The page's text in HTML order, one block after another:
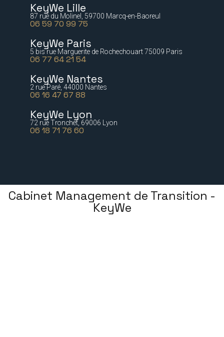
KeyWe Lille
87 rue du Molinel, 59700 Marcq-en-Baoreul
06 59 70 99 75
KeyWe Paris
5 bis rue Marguerite de Rochechouart 75009 Paris
06 77 64 21 54
KeyWe Nantes
2 rue Paré, 44000 Nantes
06 16 47 67 88
KeyWe Lyon
72 rue Tronchet, 69006 Lyon
06 18 71 76 60
Cabinet Management de Transition -
KeyWe